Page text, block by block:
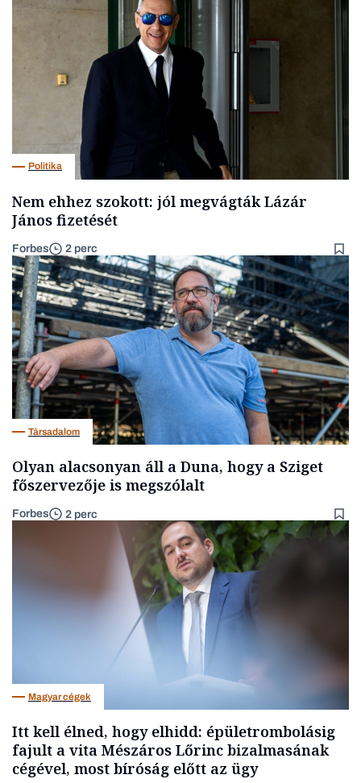
Politika
Nem ehhez szokott: jól megvágták Lázár
János fizetését
Forbes 2 perc
Társadalom
Olyan alacsonyan áll a Duna, hogy a Sziget
főszervezője is megszólalt
Forbes 2 perc
Magyar cégek
Itt kell élned, hogy elhidd: épületrombolásig
fajult a vita Mészáros Lőrinc bizalmasának
cégével, most bíróság előtt az ügy